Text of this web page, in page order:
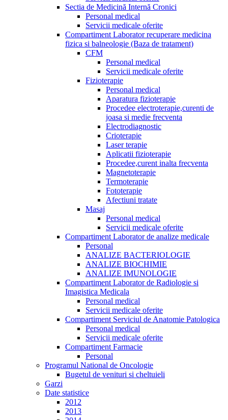
Sectia de Medicină Internă Cronici
Personal medical
Servicii medicale oferite
Compartiment Laborator recuperare medicina
fizica si balneologie (Baza de tratament)
CFM
Personal medical
Servicii medicale oferite
Fizioterapie
Personal medical
Aparatura fizioterapie
Procedee electroterapie,curenti de
joasa si medie frecventa
Electrodiagnostic
Crioterapie
Laser terapie
Aplicatii fizioterapie
Procedee,curent inalta frecventa
Magnetoterapie
Termoterapie
Fototerapie
Afectiuni tratate
Masaj
Personal medical
Servicii medicale oferite
Compartiment Laborator de analize medicale
Personal
ANALIZE BACTERIOLOGIE
ANALIZE BIOCHIMIE
ANALIZE IMUNOLOGIE
Compartiment Laborator de Radiologie si
Imagistica Medicala
Personal medical
Servicii medicale oferite
Compartiment Serviciul de Anatomie Patologica
Personal medical
Servicii medicale oferite
Compartiment Farmacie
Personal
Programul National de Oncologie
Bugetul de venituri si cheltuieli
Garzi
Date statistice
2012
2013